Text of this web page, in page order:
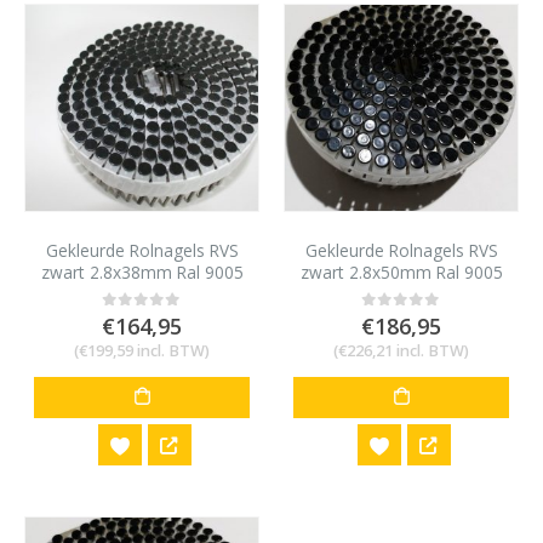
Gekleurde Rolnagels RVS
zwart 2.8x38mm Ral 9005
1200 stuks
0out of 5
€164,95
(€199,59 incl. BTW)
Gekleurde Rolnagels RVS
zwart 2.8x50mm Ral 9005
1200 stuks
0out of 5
€186,95
(€226,21 incl. BTW)